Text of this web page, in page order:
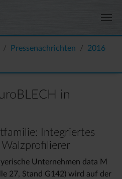
Pressenachrichten
2016
in
Integriertes
Walzprofilierer
Unternehmen data M
27, Stand G142) wird auf der